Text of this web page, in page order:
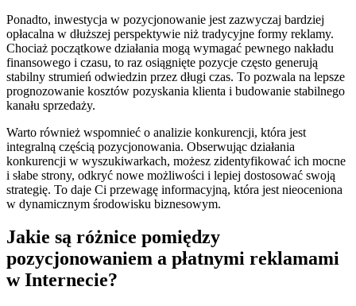
Ponadto, inwestycja w pozycjonowanie jest zazwyczaj bardziej
opłacalna w dłuższej perspektywie niż tradycyjne formy reklamy.
Chociaż początkowe działania mogą wymagać pewnego nakładu
finansowego i czasu, to raz osiągnięte pozycje często generują
stabilny strumień odwiedzin przez długi czas. To pozwala na lepsze
prognozowanie kosztów pozyskania klienta i budowanie stabilnego
kanału sprzedaży.
Warto również wspomnieć o analizie konkurencji, która jest
integralną częścią pozycjonowania. Obserwując działania
konkurencji w wyszukiwarkach, możesz zidentyfikować ich mocne
i słabe strony, odkryć nowe możliwości i lepiej dostosować swoją
strategię. To daje Ci przewagę informacyjną, która jest nieoceniona
w dynamicznym środowisku biznesowym.
Jakie są różnice pomiędzy
pozycjonowaniem a płatnymi reklamami
w Internecie?